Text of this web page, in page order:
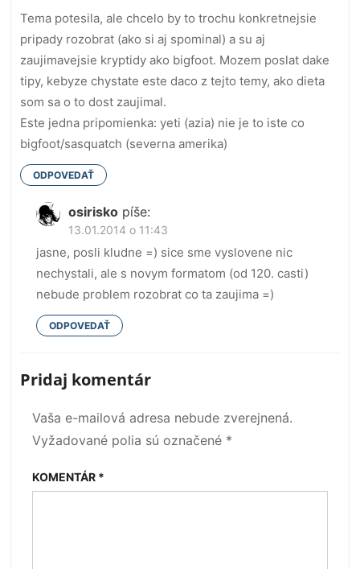
Tema potesila, ale chcelo by to trochu konkretnejsie
pripady rozobrat (ako si aj spominal) a su aj
zaujimavejsie kryptidy ako bigfoot. Mozem poslat dake
tipy, kebyze chystate este daco z tejto temy, ako dieta
som sa o to dost zaujimal.
Este jedna pripomienka: yeti (azia) nie je to iste co
bigfoot/sasquatch (severna amerika)
ODPOVEDAŤ
osirisko píše:
13.01.2014 o 11:43
jasne, posli kludne =) sice sme vyslovene nic
nechystali, ale s novym formatom (od 120. casti)
nebude problem rozobrat co ta zaujima =)
ODPOVEDAŤ
Pridaj komentár
Vaša e-mailová adresa nebude zverejnená.
Vyžadované polia sú označené *
KOMENTÁR *